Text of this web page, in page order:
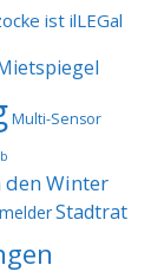
ist ilLEGal
Multi-Sensor
Winter
Stadtrat